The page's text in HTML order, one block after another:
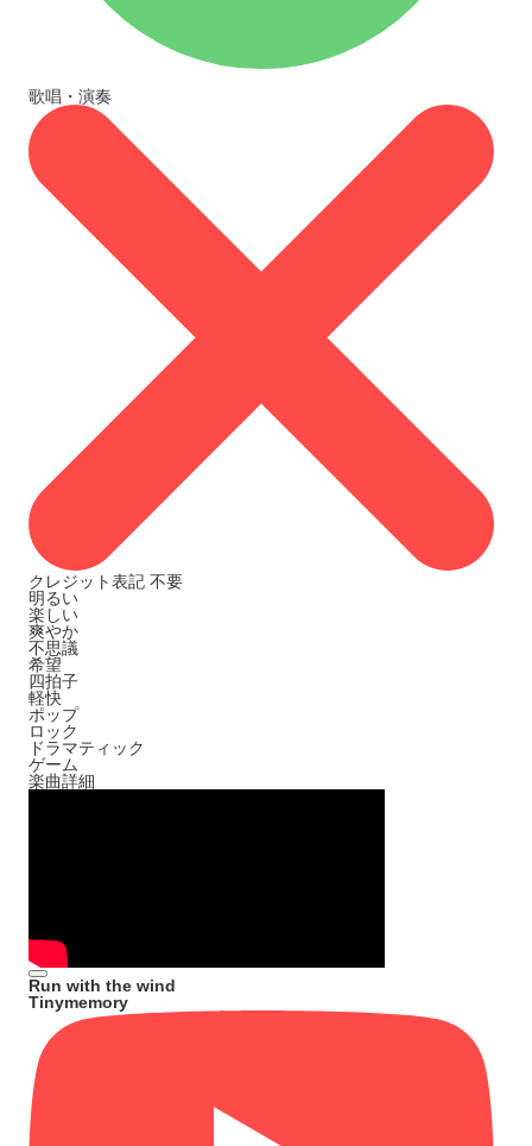
歌唱・演奏
クレジット表記 不要
明るい
楽しい
爽やか
不思議
希望
四拍子
軽快
ポップ
ロック
ドラマティック
ゲーム
楽曲詳細
Run with the wind
Tinymemory